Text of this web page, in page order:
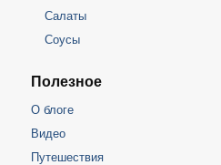
Салаты
Соусы
Полезное
О блоге
Видео
Путешествия